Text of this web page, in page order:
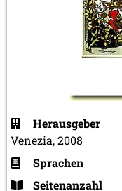
Herausgeber
Venezia, 2008
Sprachen
Seitenanzahl